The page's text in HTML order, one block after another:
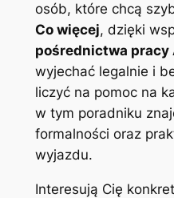
osób, które chcą
Co więcej, dzięki
pośrednictwa pracy
wyjechać legalnie i
liczyć na pomoc na
w tym poradniku
formalności oraz
wyjazdu.
Interesują Cię